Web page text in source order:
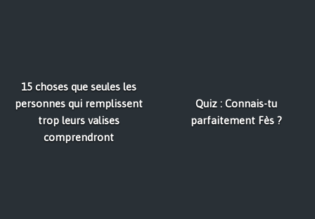
15 choses que seules les
personnes qui remplissent
trop leurs valises
comprendront
Quiz : Connais-tu
parfaitement Fès ?